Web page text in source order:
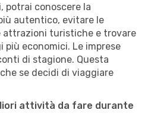
potrai conoscere la
autentico, evitare le
attrazioni turistiche e trovare
più economici. Le imprese
di stagione. Questa
se decidi di viaggiare
attività da fare durante